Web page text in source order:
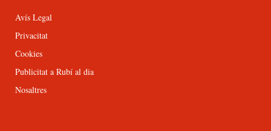
Avís Legal
Privacitat
Cookies
Publicitat a Rubí al dia
Nosaltres